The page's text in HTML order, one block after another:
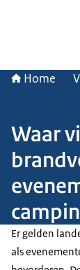
Home
Waar
Er gelden
als